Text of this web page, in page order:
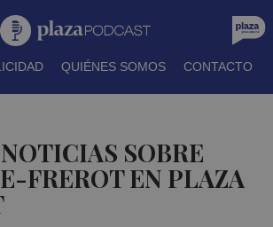
QUIÉNES SOMOS CONTACTO
SOBRE
FREROT EN PLAZA